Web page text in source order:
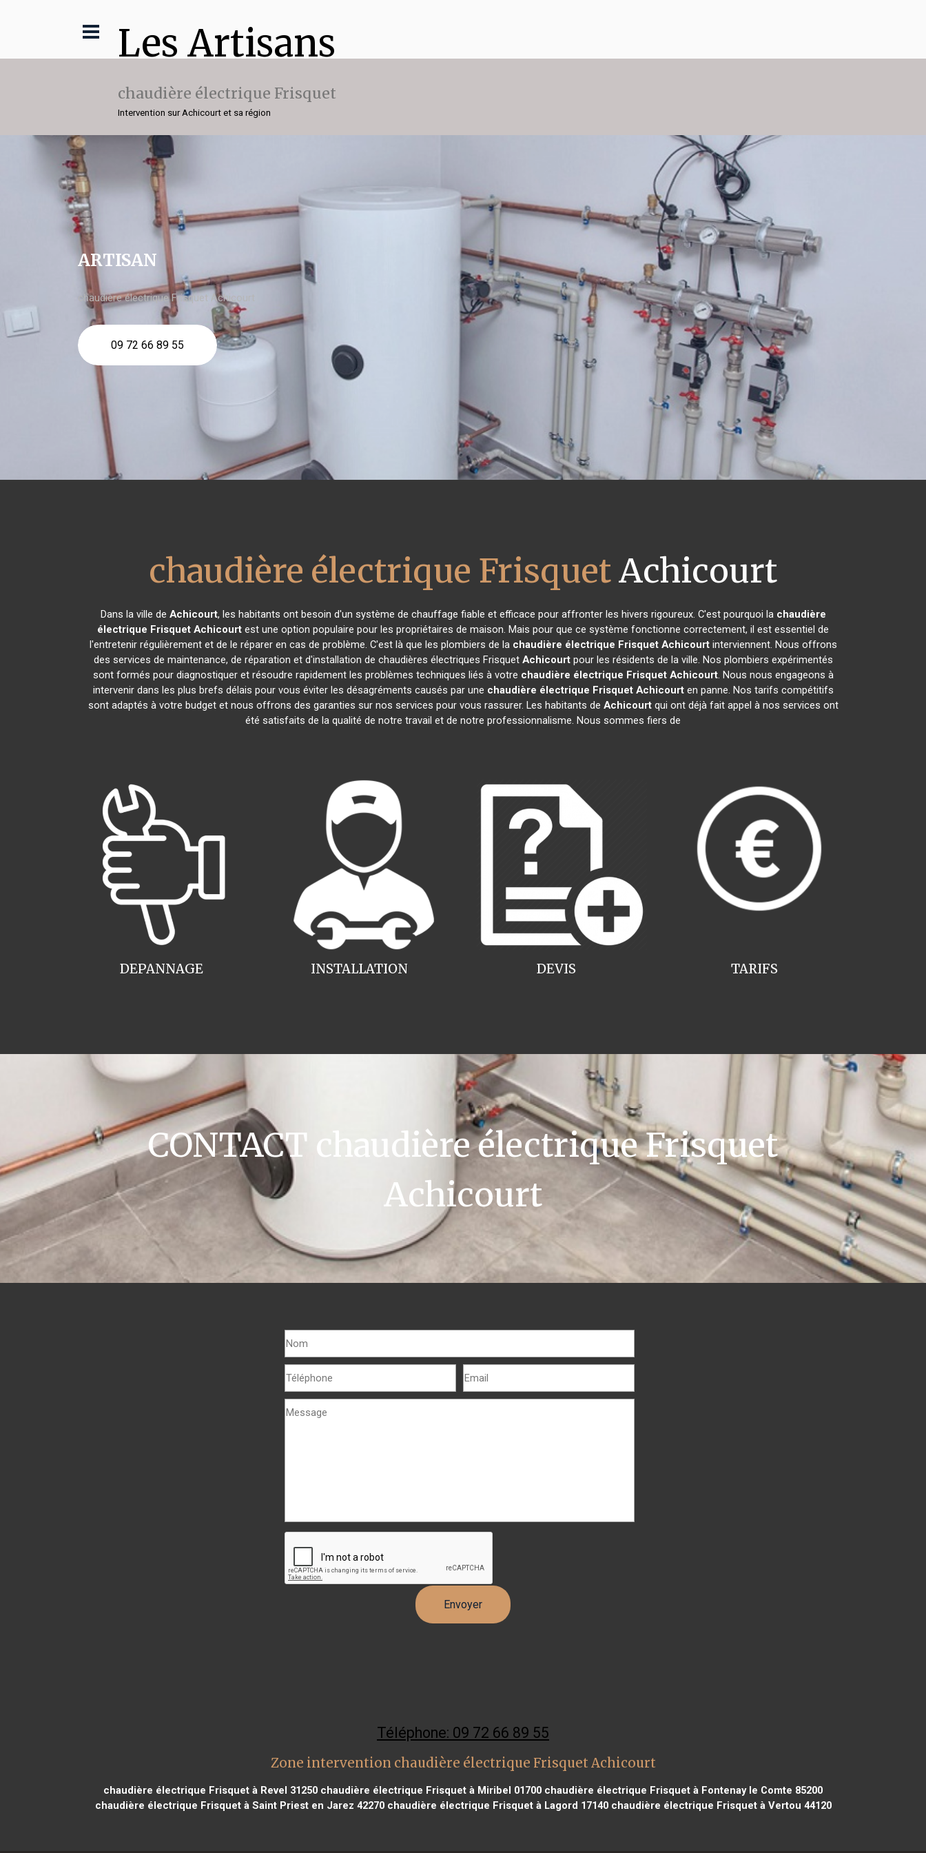
Les Artisans
chaudière électrique Frisquet
Intervention sur Achicourt et sa région
ARTISAN
chaudière électrique Frisquet Achicourt
09 72 66 89 55
chaudière électrique FrisquetAchicourt
Dans la ville de Achicourt, les habitants ont besoin d'un système de chauffage fiable et efficace pour affronter les hivers rigoureux. C'est pourquoi la chaudière
électrique Frisquet Achicourt est une option populaire pour les propriétaires de maison. Mais pour que ce système fonctionne correctement, il est essentiel de
l'entretenir régulièrement et de le réparer en cas de problème. C'est là que les plombiers de la chaudière électrique Frisquet Achicourtinterviennent. Nous offrons
des services de maintenance, de réparation et d'installation de chaudières électriques Frisquet Achicourtpour les résidents de la ville. Nos plombiers expérimentés
sont formés pour diagnostiquer et résoudre rapidement les problèmes techniques liés à votre chaudière électrique Frisquet Achicourt. Nous nous engageons à
intervenir dans les plus brefs délais pour vous éviter les désagréments causés par une chaudière électrique Frisquet Achicourten panne. Nos tarifs compétitifs
sont adaptés à votre budget et nous offrons des garanties sur nos services pour vous rassurer. Les habitants de Achicourtqui ont déjà fait appel à nos services ont
été satisfaits de la qualité de notre travail et de notre professionnalisme. Nous sommes fiers de
INSTALLATION
DEPANNAGE TARIFS
DEVIS
CONTACT chaudière électrique Frisquet
Achicourt
Téléphone: 09 72 66 89 55
Zone intervention chaudière électrique Frisquet Achicourt
chaudière électrique Frisquet à Revel 31250 chaudière électrique Frisquet à Miribel 01700 chaudière électrique Frisquet à Fontenay le Comte 85200
chaudière électrique Frisquet à Saint Priest en Jarez 42270chaudière électrique Frisquet à Lagord 17140chaudière électrique Frisquet à Vertou 44120